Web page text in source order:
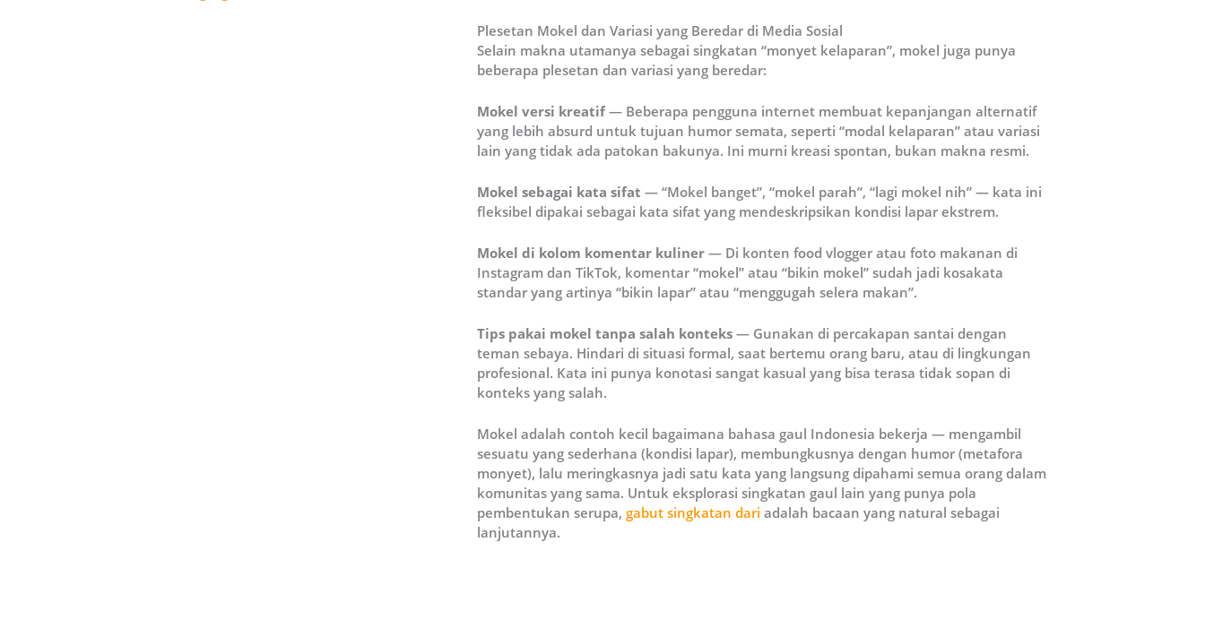
Plesetan Mokel dan Variasi yang Beredar di Media Sosial
Selain makna utamanya sebagai singkatan “monyet kelaparan”, mokel juga punya
beberapa plesetan dan variasi yang beredar:
Mokel versi kreatif— Beberapa pengguna internet membuat kepanjangan alternatif
yang lebih absurd untuk tujuan humor semata, seperti “modal kelaparan” atau variasi
lain yang tidak ada patokan bakunya. Ini murni kreasi spontan, bukan makna resmi.
Mokel sebagai kata sifat — “Mokel banget”, “mokel parah”, “lagi mokel nih” — kata ini
fleksibel dipakai sebagai kata sifat yang mendeskripsikan kondisi lapar ekstrem.
Mokel di kolom komentar kuliner — Di konten food vlogger atau foto makanan di
Instagram dan TikTok, komentar “mokel” atau “bikin mokel” sudah jadi kosakata
standar yang artinya “bikin lapar” atau “menggugah selera makan”.
Tips pakai mokel tanpa salah konteks — Gunakan di percakapan santai dengan
teman sebaya. Hindari di situasi formal, saat bertemu orang baru, atau di lingkungan
profesional. Kata ini punya konotasi sangat kasual yang bisa terasa tidak sopan di
konteks yang salah.
Mokel adalah contoh kecil bagaimana bahasa gaul Indonesia bekerja — mengambil
sesuatu yang sederhana (kondisi lapar), membungkusnya dengan humor (metafora
monyet), lalu meringkasnya jadi satu kata yang langsung dipahami semua orang dalam
komunitas yang sama. Untuk eksplorasi singkatan gaul lain yang punya pola
pembentukan serupa,gabut singkatan dari adalah bacaan yang natural sebagai
lanjutannya.